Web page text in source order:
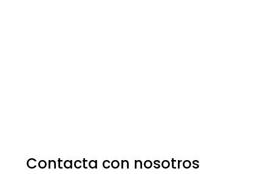
Contacta con nosotros